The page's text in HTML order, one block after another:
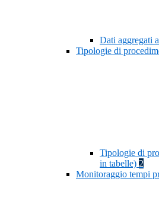
Dati aggregati
Tipologie di
Tipologie di
in tabelle) 2
Monitoraggio tempi